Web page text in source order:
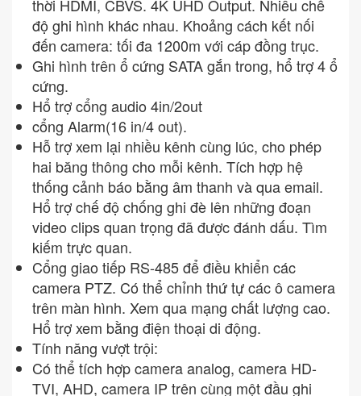
thời HDMI, CBVS. 4K UHD Output. Nhiều chế
độ ghi hình khác nhau. Khoảng cách kết nối
đến camera: tối đa 1200m với cáp đồng trục.
Ghi hình trên ổ cứng SATA gắn trong, hổ trợ 4 ổ
cứng.
Hổ trợ cổng audio 4in/2out
cổng Alarm(16 in/4 out).
Hỗ trợ xem lại nhiều kênh cùng lúc, cho phép
hai băng thông cho mỗi kênh. Tích hợp hệ
thống cảnh báo bằng âm thanh và qua email.
Hổ trợ chế độ chống ghi đè lên những đoạn
video clips quan trọng đã được đánh dấu. Tìm
kiếm trực quan.
Cổng giao tiếp RS-485 để điều khiển các
camera PTZ. Có thể chỉnh thứ tự các ô camera
trên màn hình. Xem qua mạng chất lượng cao.
Hổ trợ xem bằng điện thoại di động.
Tính năng vượt trội:
Có thể tích hợp camera analog, camera HD-
TVI, AHD, camera IP trên cùng một đầu ghi